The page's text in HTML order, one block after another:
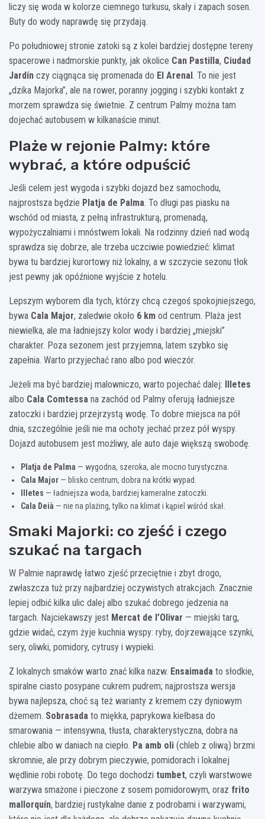
liczy się woda w kolorze ciemnego turkusu, skały i zapach sosen.
Buty do wody naprawdę się przydają.
Po południowej stronie zatoki są z kolei bardziej dostępne tereny
spacerowe i nadmorskie punkty, jak okolice Can Pastilla, Ciudad
Jardín czy ciągnąca się promenada do El Arenal. To nie jest
„dzika Majorka”, ale na rower, poranny jogging i szybki kontakt z
morzem sprawdza się świetnie. Z centrum Palmy można tam
dojechać autobusem w kilkanaście minut.
Plaże w rejonie Palmy: które
wybrać, a które odpuścić
Jeśli celem jest wygoda i szybki dojazd bez samochodu,
najprostsza będzie Platja de Palma. To długi pas piasku na
wschód od miasta, z pełną infrastrukturą, promenadą,
wypożyczalniami i mnóstwem lokali. Na rodzinny dzień nad wodą
sprawdza się dobrze, ale trzeba uczciwie powiedzieć: klimat
bywa tu bardziej kurortowy niż lokalny, a w szczycie sezonu tłok
jest pewny jak opóźnione wyjście z hotelu.
Lepszym wyborem dla tych, którzy chcą czegoś spokojniejszego,
bywa Cala Major, zaledwie około 6 km od centrum. Plaża jest
niewielka, ale ma ładniejszy kolor wody i bardziej „miejski”
charakter. Poza sezonem jest przyjemna, latem szybko się
zapełnia. Warto przyjechać rano albo pod wieczór.
Jeżeli ma być bardziej malowniczo, warto pojechać dalej: Illetes
albo Cala Comtessa na zachód od Palmy oferują ładniejsze
zatoczki i bardziej przejrzystą wodę. To dobre miejsca na pół
dnia, szczególnie jeśli nie ma ochoty jechać przez pół wyspy.
Dojazd autobusem jest możliwy, ale auto daje większą swobodę.
Platja de Palma — wygodna, szeroka, ale mocno turystyczna.
Cala Major — blisko centrum, dobra na krótki wypad.
Illetes — ładniejsza woda, bardziej kameralne zatoczki.
Cala Deià — nie na plażing, tylko na klimat i kąpiel wśród skał.
Smaki Majorki: co zjeść i czego
szukać na targach
W Palmie naprawdę łatwo zjeść przeciętnie i zbyt drogo,
zwłaszcza tuż przy najbardziej oczywistych atrakcjach. Znacznie
lepiej odbić kilka ulic dalej albo szukać dobrego jedzenia na
targach. Najciekawszy jest Mercat de l’Olivar — miejski targ,
gdzie widać, czym żyje kuchnia wyspy: ryby, dojrzewające szynki,
sery, oliwki, pomidory, cytrusy i wypieki.
Z lokalnych smaków warto znać kilka nazw. Ensaimada to słodkie,
spiralne ciasto posypane cukrem pudrem; najprostsza wersja
bywa najlepsza, choć są też warianty z kremem czy dyniowym
dżemem. Sobrasada to miękka, paprykowa kiełbasa do
smarowania — intensywna, tłusta, charakterystyczna, dobra na
chlebie albo w daniach na ciepło. Pa amb oli (chleb z oliwą) brzmi
skromnie, ale przy dobrym pieczywie, pomidorach i lokalnej
wędlinie robi robotę. Do tego dochodzi tumbet, czyli warstwowe
warzywa smażone i pieczone z sosem pomidorowym, oraz frito
mallorquín, bardziej rustykalne danie z podrobami i warzywami,